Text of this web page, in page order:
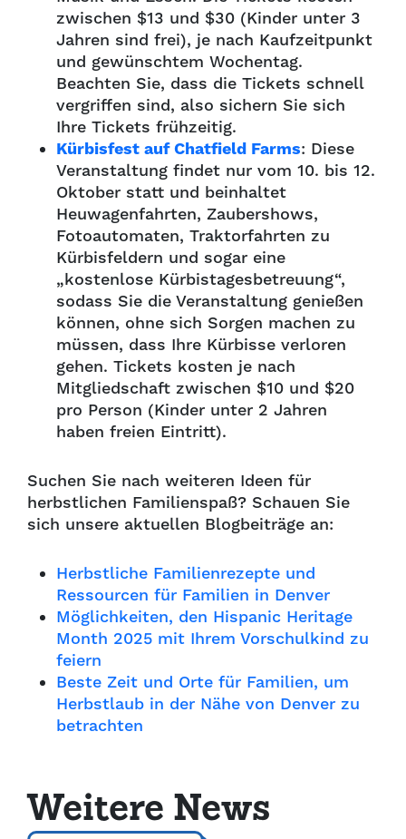
zwischen $13 und $30 (Kinder unter 3
Jahren sind frei), je nach Kaufzeitpunkt
und gewünschtem Wochentag.
Beachten Sie, dass die Tickets schnell
vergriffen sind, also sichern Sie sich
Ihre Tickets frühzeitig.
Kürbisfest auf Chatfield Farms: Diese
Veranstaltung findet nur vom 10. bis 12.
Oktober statt und beinhaltet
Heuwagenfahrten, Zaubershows,
Fotoautomaten, Traktorfahrten zu
Kürbisfeldern und sogar eine
„kostenlose Kürbistagesbetreuung“,
sodass Sie die Veranstaltung genießen
können, ohne sich Sorgen machen zu
müssen, dass Ihre Kürbisse verloren
gehen. Tickets kosten je nach
Mitgliedschaft zwischen $10 und $20
pro Person (Kinder unter 2 Jahren
haben freien Eintritt).
Suchen Sie nach weiteren Ideen für
herbstlichen Familienspaß? Schauen Sie
sich unsere aktuellen Blogbeiträge an:
Herbstliche Familienrezepte und
Ressourcen für Familien in Denver
Möglichkeiten, den Hispanic Heritage
Month 2025 mit Ihrem Vorschulkind zu
feiern
Beste Zeit und Orte für Familien, um
Herbstlaub in der Nähe von Denver zu
betrachten
Weitere News